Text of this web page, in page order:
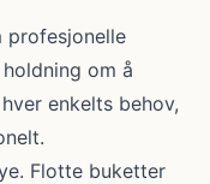
profesjonelle
om å
enkelts behov,
Flotte buketter